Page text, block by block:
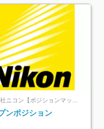
ンポジション